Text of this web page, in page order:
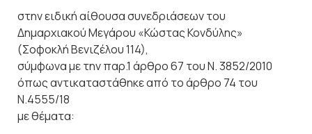
στην ειδική αίθουσα συνεδριάσεων του
Δημαρχιακού Μεγάρου «Κώστας Κονδύλης»
(Σοφοκλή Βενιζέλου 114),
σύμφωνα με την παρ.1 άρθρο 67 του Ν. 3852/2010
όπως αντικαταστάθηκε από το άρθρο 74 του
Ν.4555/18
με θέματα: